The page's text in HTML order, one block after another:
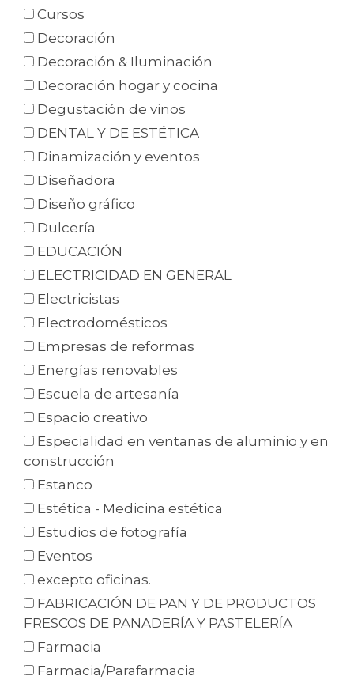
Cursos
Decoración
Decoración & Iluminación
Decoración hogar y cocina
Degustación de vinos
DENTAL Y DE ESTÉTICA
Dinamización y eventos
Diseñadora
Diseño gráfico
Dulcería
EDUCACIÓN
ELECTRICIDAD EN GENERAL
Electricistas
Electrodomésticos
Empresas de reformas
Energías renovables
Escuela de artesanía
Espacio creativo
Especialidad en ventanas de aluminio y en
construcción
Estanco
Estética - Medicina estética
Estudios de fotografía
Eventos
excepto oficinas.
FABRICACIÓN DE PAN Y DE PRODUCTOS
FRESCOS DE PANADERÍA Y PASTELERÍA
Farmacia
Farmacia/Parafarmacia